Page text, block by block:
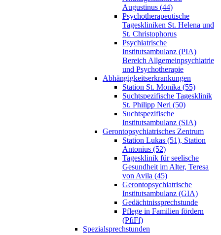
Augustinus (44)
Psychotherapeutische
Tageskliniken St. Helena und
St. Christophorus
Psychiatrische
Institutsambulanz (PIA)
Bereich Allgemeinpsychiatrie
und Psychotherapie
Abhängigkeitserkrankungen
Station St. Monika (55)
Suchtspezifische Tagesklinik
St. Philipp Neri (50)
Suchtspezifische
Institutsambulanz (SIA)
Gerontopsychiatrisches Zentrum
Station Lukas (51), Station
Antonius (52)
Tagesklinik für seelische
Gesundheit im Alter, Teresa
von Avila (45)
Gerontopsychiatrische
Institutsambulanz (GIA)
Gedächtnissprechstunde
Pflege in Familien fördern
(PfiFf)
Spezialsprechstunden